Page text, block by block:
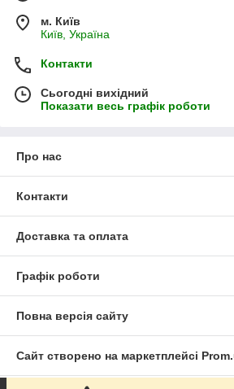
м. Київ
Київ, Україна
Контакти
Сьогодні вихідний
Показати весь графік роботи
Про нас
Контакти
Доставка та оплата
Графік роботи
Повна версія сайту
Сайт створено на маркетплейсі